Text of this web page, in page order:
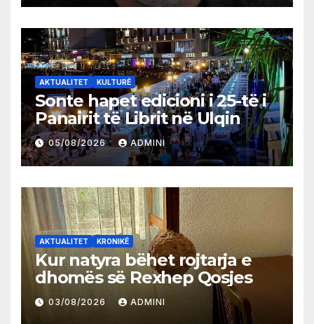
AKTUALITET KULTURË
Sonte hapet edicioni i 25-të i
Panairit të Librit në Ulqin
05/08/2026 ADMINI
AKTUALITET KRONIKË
Kur natyra bëhet rojtarja e
dhomës së Rexhep Qosjes
03/08/2026 ADMINI